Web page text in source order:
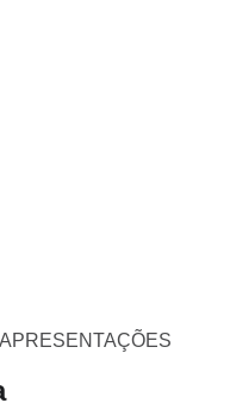
APRESENTAÇÕES